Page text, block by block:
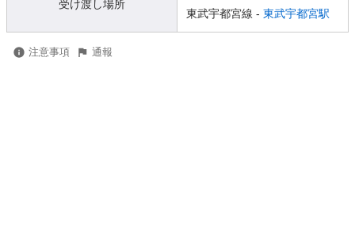
受け渡し場所
東武宇都宮線 - 東武宇都宮駅
注意事項 通報